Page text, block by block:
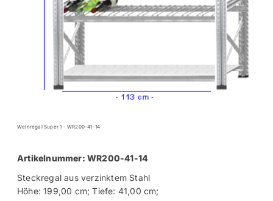
Weinregal Super 1 - WR200-41-14
Artikelnummer: WR200-41-14
Steckregal aus verzinktem Stahl
Höhe: 199,00 cm; Tiefe: 41,00 cm;